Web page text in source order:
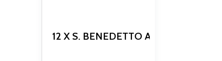
12 X S. BENEDETTO ARANCIA E